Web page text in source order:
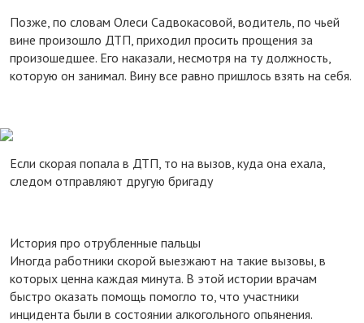
Позже, по словам Олеси Садвокасовой, водитель, по чьей
вине произошло ДТП, приходил просить прощения за
произошедшее. Его наказали, несмотря на ту должность,
которую он занимал. Вину все равно пришлось взять на себя.
Если скорая попала в ДТП, то на вызов, куда она ехала,
следом отправляют другую бригаду
История про отрубленные пальцы
Иногда работники скорой выезжают на такие вызовы, в
которых ценна каждая минута. В этой истории врачам
быстро оказать помощь помогло то, что участники
инцидента были в состоянии алкогольного опьянения.